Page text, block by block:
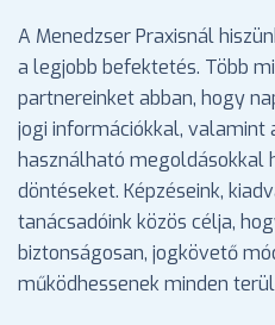
A Menedzser Praxisnál
a legjobb befektetés. Több
partnereinket abban, hogy
jogi információkkal, valamint
használható megoldásokkal
döntéseket. Képzéseink,
tanácsadóink közös célja,
biztonságosan, jogkövető
működhessenek minden